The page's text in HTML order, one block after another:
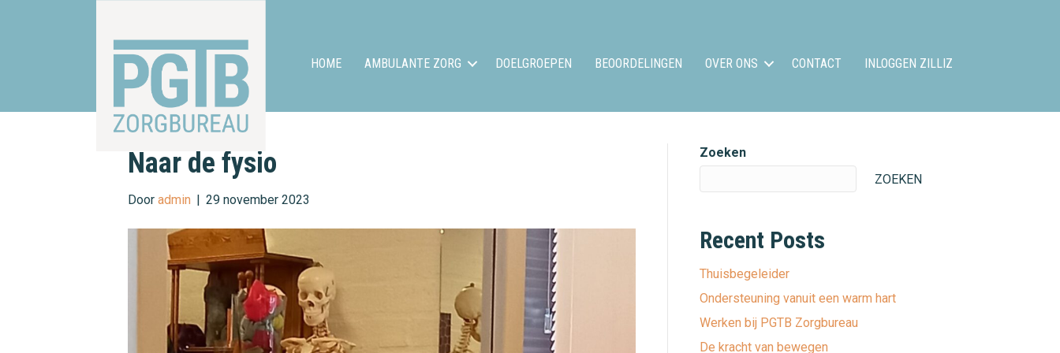
HOME AMBULANTE ZORG DOELGROEPEN BEOORDELINGEN OVER ONS CONTACT INLOGGEN ZILLIZ
Naar de fysio
Door admin | 29 november 2023
Zoeken
ZOEKEN
Recent Posts
Thuisbegeleider
Ondersteuning vanuit een warm hart
Werken bij PGTB Zorgbureau
De kracht van bewegen